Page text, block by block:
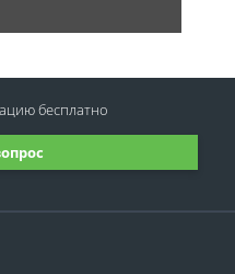
бесплатно